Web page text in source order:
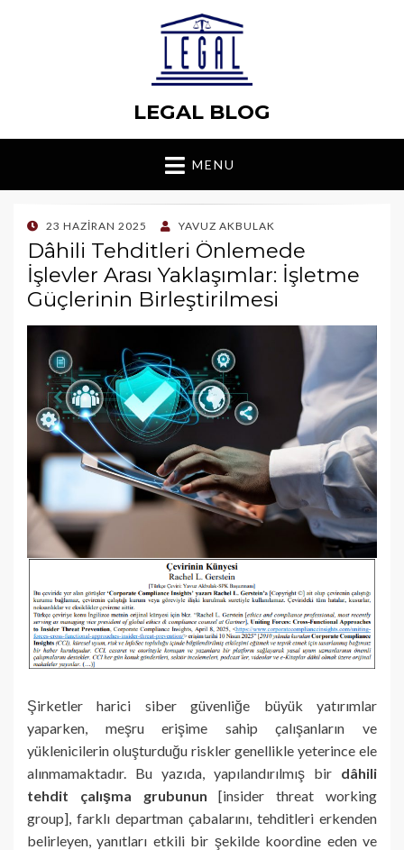
LEGAL BLOG
MENU
POSTED
ON
23 HAZIRAN 2025 YAVUZ AKBULAK
Dâhili Tehditleri Önlemede
İşlevler Arası Yaklaşımlar: İşletme
Güçlerinin Birleştirilmesi
Şirketler harici siber güvenliğe büyük yatırımlar
yaparken, meşru erişime sahip çalışanların ve
yüklenicilerin oluşturduğu riskler genellikle yeterince ele
alınmamaktadır. Bu yazıda, yapılandırılmış bir dâhili
tehdit çalışma grubunun [insider threat working
group], farklı departman çabalarını, tehditleri erkenden
belirleyen, yanıtları etkili bir şekilde koordine eden ve